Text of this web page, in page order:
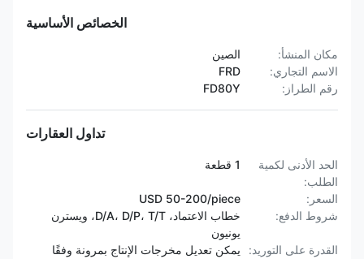
الخصائص الأساسية
مكان المنشأ:
الصين
الاسم التجاري:
رقم الطراز:
FD80Y
تداول العقارات
الحد الأدنى لكمية
الطلب:
1 قطعة
السعر:
USD 50-200/piece
شروط الدفع:
خطاب الاعتماد، D/A، D/P، T/T، ويسترن
يونيون
القدرة على التوريد:
يمكن تعديل مخرجات الإنتاج بمرونة وفقًا